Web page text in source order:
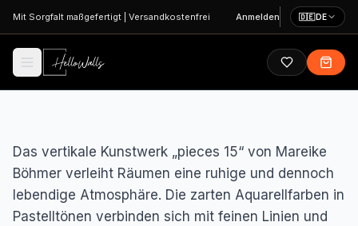
Zum Hauptinhalt springen
Mit Sorgfalt maßgefertigt Versandkostenfrei Anmelden 🇩🇪DE
Das vertikale Kunstwerk „pieces 15“ von Mareike
Böhmer verleiht Räumen eine ruhige und dennoch
lebendige Atmosphäre. Die zarten Aquarellfarben in
Pastelltönen verbinden sich mit feinen Linien und